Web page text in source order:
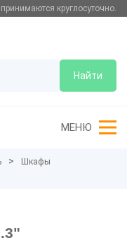
круглосуточно.
Найти
МЕНЮ
Шкафы